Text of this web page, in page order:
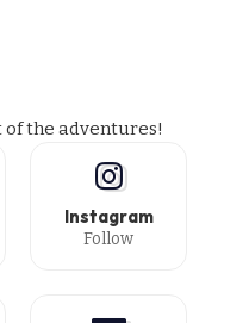
the adventures!
Instagram
Follow